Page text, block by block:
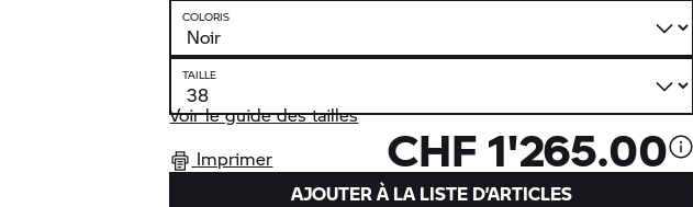
COLORIS
TAILLE
Voir le guide des tailles
Imprimer
CHF 1'265.00
AJOUTER À LA LISTE D’ARTICLES